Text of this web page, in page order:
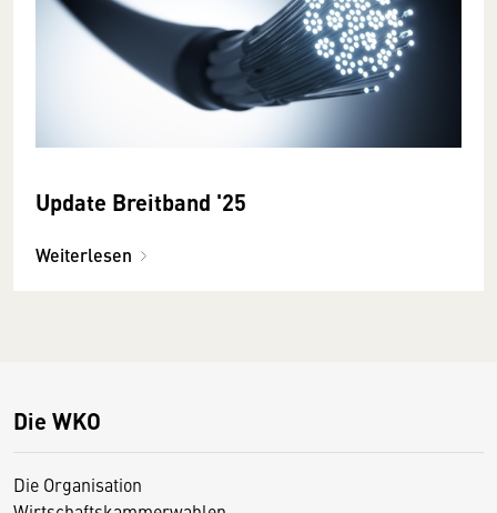
Update Breitband '25
Weiterlesen
Die WKO
Die Organisation